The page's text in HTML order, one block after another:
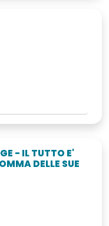
- IL TUTTO E'
DELLE SUE